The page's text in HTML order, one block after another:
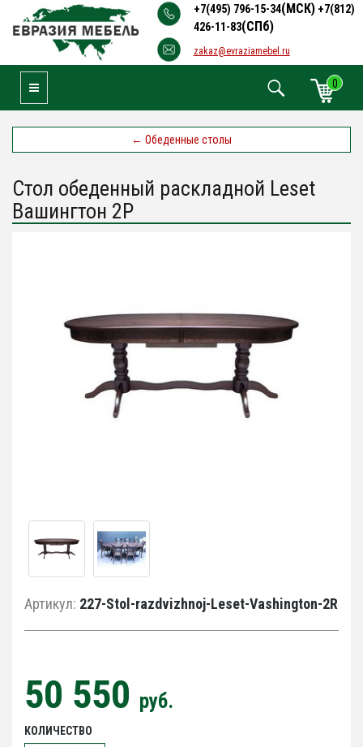
+7(495) 796-15-34(МСК) +7(812)
426-11-83(СПб)
zakaz@evraziamebel.ru
0
Toggle Navigation
← Обеденные столы
Стол обеденный раскладной Leset
Вашингтон 2Р
Артикул: 227-Stol-razdvizhnoj-Leset-Vashington-2R
50 550 руб.
КОЛИЧЕСТВО